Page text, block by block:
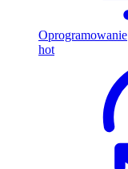
Oprogramowanie
hot